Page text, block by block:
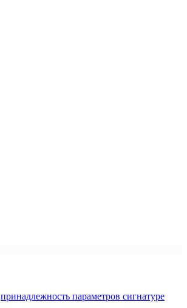
принадлежность параметров сигнатуре